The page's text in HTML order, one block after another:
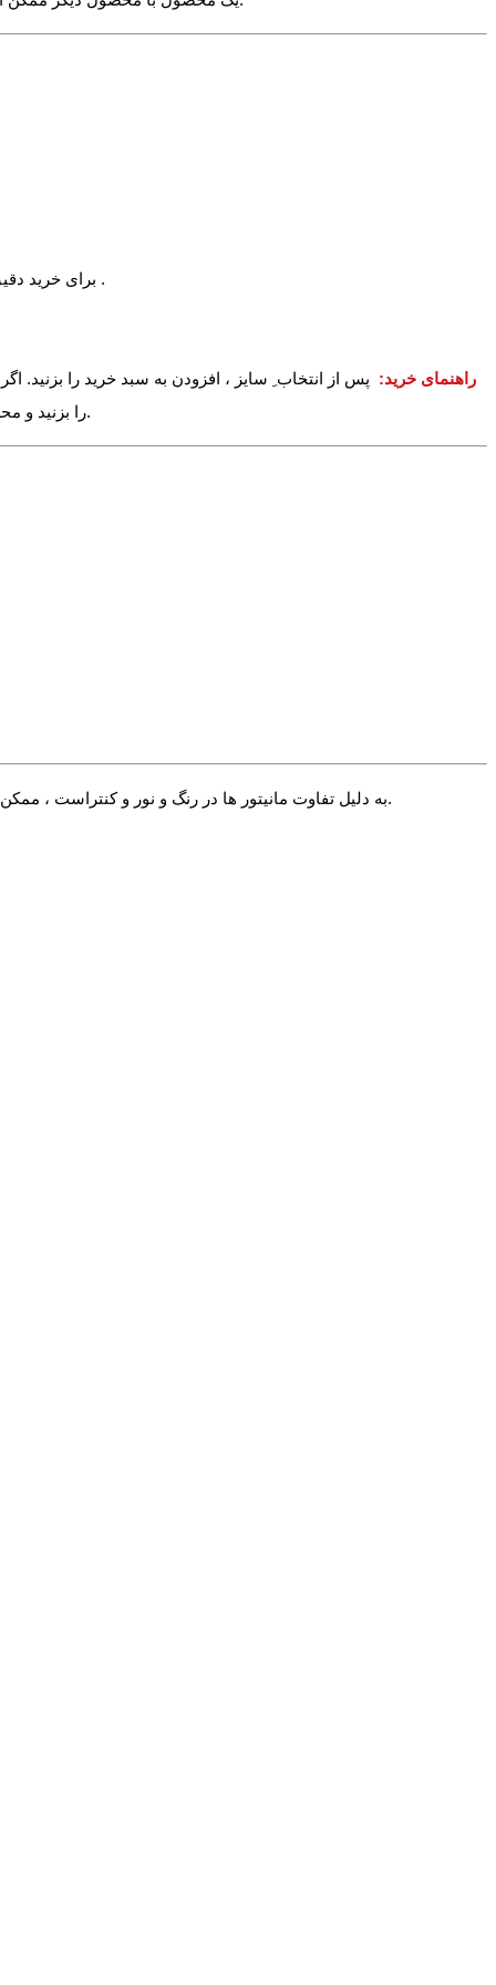
برای خرید دقیق می توانید یکی از تیشرتهای خود را اندازه بگیرید و با اندازه بالا مقایسه نمایید. برای آشنایی بیشتر با اعداد بالا عکس راهنمای زیر را مشاهده کنید .
راهنمای خرید: پس از انتخاب ِ سایز ، افزودن به سبد خرید را بزنید.
را بزنید و محصولات دیگر را نیز به سبد خرید خود اضافه کنید. در آخر می توانید وارد سبد خرید خود شده و دکمه پرداخت را بزنید تا خرید خود را نهایی و ثبت کنید.
√ به دلیل تفاوت مانیتور ها در رنگ و نور و کنتراست ، ممکن است رنگ محصول اندکی با آنچه شما می بینید متفاوت باشد. در صورت استاندارد بودن تنظیمات مانیتور شما این تفاوت بسیار جزیی خواهد بود.